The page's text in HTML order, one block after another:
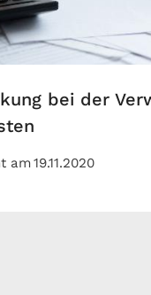
bei der
am19.11.2020